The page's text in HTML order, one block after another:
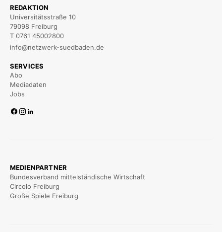
REDAKTION
Universitätsstraße 10
79098 Freiburg
T 0761 45002800
info@netzwerk-suedbaden.de
SERVICES
Abo
Mediadaten
Jobs
MEDIENPARTNER
Bundesverband mittelständische Wirtschaft
Circolo Freiburg
Große Spiele Freiburg